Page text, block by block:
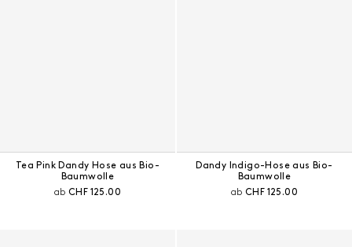
Tea Pink Dandy Hose aus Bio-
Baumwolle
abAktueller Preis:
CHF 125.00
Dandy Indigo-Hose aus Bio-
Baumwolle
abAktueller Preis:
CHF 125.00